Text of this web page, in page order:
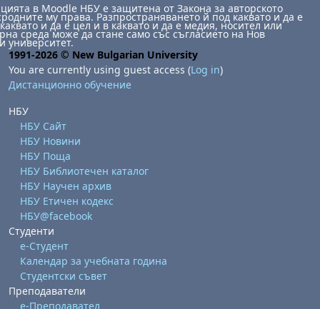
в Moodle НБУ е защитена от Закона за авторското
му права. Разпространяването й под каквато и да е
и да е цел и в каквато и да е медия, носител или
среда може да стане само със съгласието на Нов
университет.
1991-2026 © New Bulgarian University
You are currently using guest access (Log in)
Дистанционно обучение
НБУ
НБУ Сайт
НБУ Новини
НБУ Поща
НБУ Библиотечен каталог
НБУ Научен архив
НБУ Етичен кодекс
НБУ@facebook
Студенти
е-Студент
Календар за учебната година
Студентски съвет
Преподаватели
е-Преподавател